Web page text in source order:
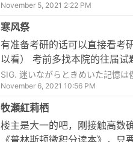
November 5, 2021 2:22 PM
寒风祭
有准备考研的话可以直接看考
以看） 考前多找本院的往届
SIG. 迷いながらときめいた記憶は
November 6, 2021 10:56 PM
牧瀬紅莉栖
楼主是大一的吧，刚接触高数
《普林斯顿微积分读本》，